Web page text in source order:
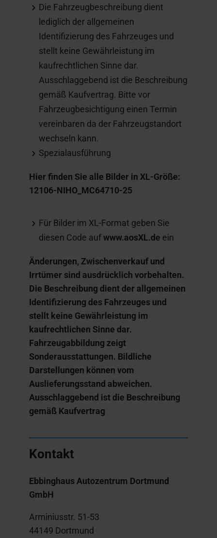
Die Fahrzeugbeschreibung dient
lediglich der allgemeinen
Identifizierung des Fahrzeuges und
stellt keine Gewährleistung im
kaufrechtlichen Sinne dar.
Ausschlaggebend ist die Beschreibung
gemäß Kaufvertrag. Bitte vor
Fahrzeugbesichtigung einen Termin
vereinbaren da der Fahrzeugstandort
wechseln kann.
Spezialausführung
Hier finden Sie alle Bilder in XL-Größe:
12106-NIHO_MC64710-25
Für Bilder im XL-Format geben Sie
diesen Code aufwww.aosXL.de ein
Änderungen, Zwischenverkauf und
Irrtümer sind ausdrücklich vorbehalten.
Die Beschreibung dient der allgemeinen
Identifizierung des Fahrzeuges und
stellt keine Gewährleistung im
kaufrechtlichen Sinne dar.
Fahrzeugabbildung zeigt
Sonderausstattungen. Bildliche
Darstellungen können vom
Auslieferungsstand abweichen.
Ausschlaggebend ist die Beschreibung
gemäß Kaufvertrag
Kontakt
Ebbinghaus Autozentrum Dortmund
GmbH
Arminiusstr. 51-53
44149 Dortmund